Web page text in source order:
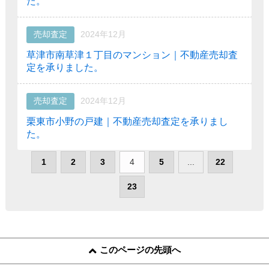
売却査定 2024年12月
草津市南草津１丁目のマンション｜不動産売却査
定を承りました。
売却査定 2024年12月
栗東市小野の戸建｜不動産売却査定を承りまし
た。
1 2 3 4 5 22
23
このページの先頭へ